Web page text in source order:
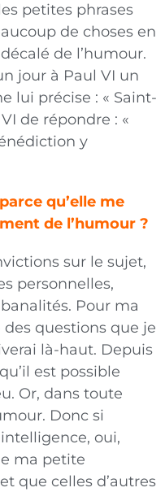
petites phrases
de choses en
de l’humour.
jour à Paul VI un
lui précise : « Saint-
de répondre : «
y
qu’elle me
de l’humour ?
sur le sujet,
personnelles,
Pour ma
des questions que je
là-haut. Depuis
est possible
Or, dans toute
Donc si
oui,
ma petite
que celles d’autres